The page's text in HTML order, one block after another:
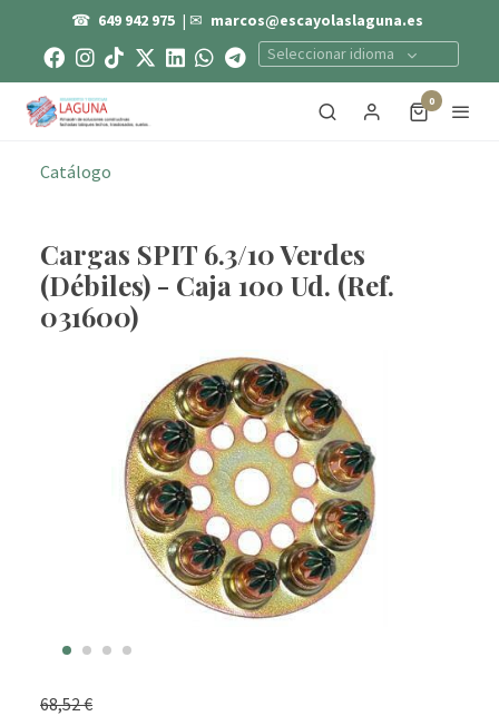
☎ 649 942 975 | ✉ marcos@escayolaslaguna.es
Seleccionar idioma
0
Catálogo
Cargas SPIT 6.3/10 Verdes
(Débiles) - Caja 100 Ud. (Ref.
031600)
68,52 €